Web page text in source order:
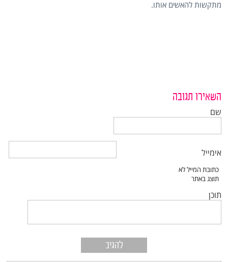
מתקשות להאשים אותו.
השאירו תגובה
שם
אימייל
תוכן